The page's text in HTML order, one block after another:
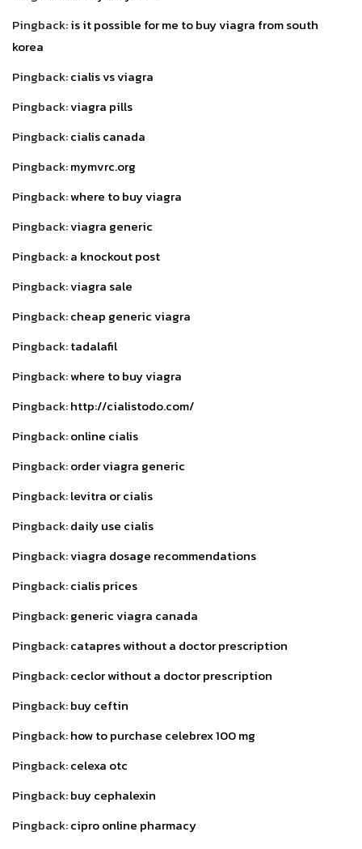
Pingback:is it possible for me to buy viagra from south
korea
Pingback:cialis vs viagra
Pingback:viagra pills
Pingback:cialis canada
Pingback:mymvrc.org
Pingback:where to buy viagra
Pingback:viagra generic
Pingback:a knockout post
Pingback:viagra sale
Pingback:cheap generic viagra
Pingback:tadalafil
Pingback:where to buy viagra
Pingback:http://cialistodo.com/
Pingback:online cialis
Pingback:order viagra generic
Pingback:levitra or cialis
Pingback:daily use cialis
Pingback:viagra dosage recommendations
Pingback:cialis prices
Pingback:generic viagra canada
Pingback:catapres without a doctor prescription
Pingback:ceclor without a doctor prescription
Pingback:buy ceftin
Pingback:how to purchase celebrex 100 mg
Pingback:celexa otc
Pingback:buy cephalexin
Pingback:cipro online pharmacy